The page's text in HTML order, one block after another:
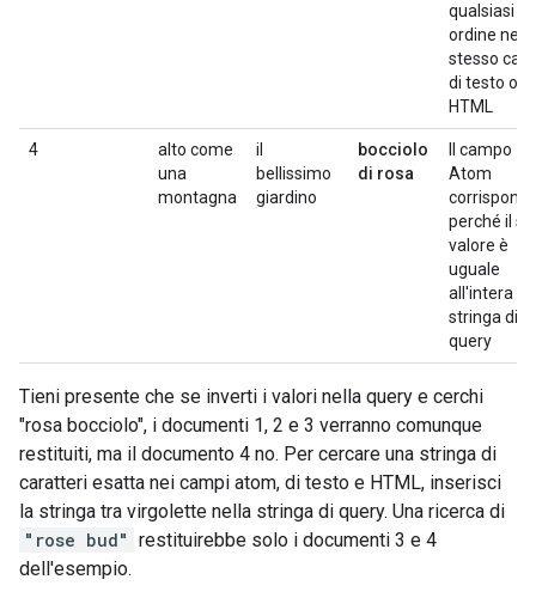
qualsiasi
ordine nello
stesso
di testo o
HTML
4
alto come
una
montagna
il
bellissimo
giardino
bocciolo
di rosa
Il campo
Atom
perché il
valore è
uguale
all'intera
stringa di
query
Tieni presente che se inverti i valori nella query e cerchi
"rosa bocciolo", i documenti 1, 2 e 3 verranno comunque
restituiti, ma il documento 4 no. Per cercare una stringa di
caratteri esatta nei campi atom, di testo e HTML, inserisci
la stringa tra virgolette nella stringa di query. Una ricerca di
"rose bud" restituirebbe solo i documenti 3 e 4
dell'esempio.